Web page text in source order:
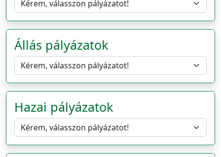
Állás pályázatok
Hazai pályázatok